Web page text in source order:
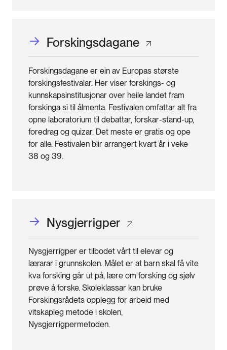
Forskingsdagane
Forskingsdagane er ein av Europas største
forskingsfestivalar. Her viser forskings- og
kunnskapsinstitusjonar over heile landet fram
forskinga si til ålmenta. Festivalen omfattar alt fra
opne laboratorium til debattar, forskar-stand-up,
foredrag og quizar. Det meste er gratis og ope
for alle. Festivalen blir arrangert kvart år i veke
38 og 39.
Nysgjerrigper
Nysgjerrigper er tilbodet vårt til elevar og
lærarar i grunnskolen. Målet er at barn skal få vite
kva forsking går ut på, lære om forsking og sjølv
prøve å forske. Skoleklassar kan bruke
Forskingsrådets opplegg for arbeid med
vitskapleg metode i skolen,
Nysgjerrigpermetoden.